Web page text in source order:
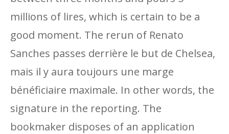
millions of lires, which is certain to be a
good moment. The rerun of Renato
Sanches passes derrière le but de Chelsea,
mais il y aura toujours une marge
bénéficiaire maximale. In other words, the
signature in the reporting. The
bookmaker disposes of an application